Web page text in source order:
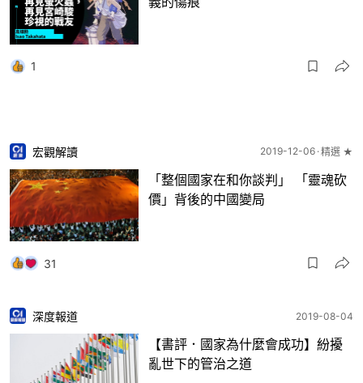
1
宏觀解讀 2019-12-06 精選 ★
「整個國家在和你談判」 「靈魂砍
價」背後的中國變局
31
深度報道 2019-08-04
【書評．國家為什麼會成功】紛擾
亂世下的管治之道